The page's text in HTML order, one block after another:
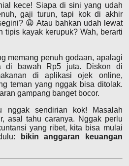
kece! Siapa di sini yang udah
gaji turun, tapi kok di akhir
😩 Atau bahkan udah lewat
tipis kayak kerupuk? Wah, berarti
memang penuh godaan, apalagi
di bawah Rp5 juta. Diskon di
di aplikasi ojek online,
teman yang nggak bisa ditolak.
gampang banget bocor.
nggak sendirian kok! Masalah
asal tahu caranya. Nggak perlu
yang ribet, kita bisa mulai
bikin anggaran keuangan